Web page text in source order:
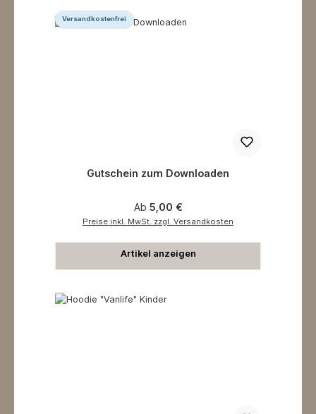
Versandkostenfrei
Gutschein zum Downloaden
Regulärer Preis:
Ab 5,00 €
Preise inkl. MwSt. zzgl. Versandkosten
Artikel anzeigen